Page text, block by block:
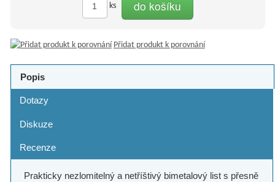
ks do košíku
Přidat produkt k porovnání
Popis
Dotazy
Diskuze
Recenze
Prakticky nezlomitelný a netříštivý bimetalový list s přesně